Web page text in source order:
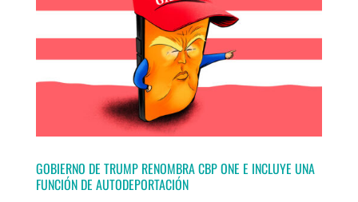
GOBIERNO DE TRUMP RENOMBRA CBP ONE E INCLUYE UNA
FUNCIÓN DE AUTODEPORTACIÓN